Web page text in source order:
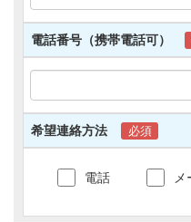
必要のある項目に
っております。こ
れない場合は、各
等、サービスの一
2)お客様は、当サ
る個人情報が最新
任を負うものとし
について当社を一
3)お客様ご自身に
契約の相手方に
電話番号（携帯電話可）
希望連絡方法 必須
電話 メ